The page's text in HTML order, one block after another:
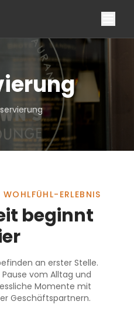
WOHLFÜHL-ERLEBNIS
beginnt
an erster Stelle.
vom Alltag und
Momente mit
Geschäftspartnern.